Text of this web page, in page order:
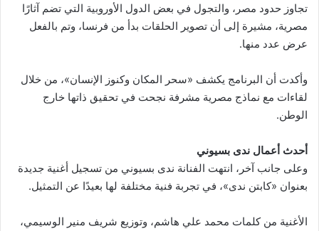
تجاوز حدود مصر، والتجول في بعض الدول الأوروبية التي تضم آثارًا
مصرية، مشيرة إلى أن تصوير الحلقات بدأ من فرنسا، وتم بالفعل
عرض عدد منها.
وأكدت أن البرنامج يكشف «سحر المكان وكنوز الإنسان»، من خلال
لقاءات مع نماذج مصرية مشرفة نجحت في تحقيق ذاتها خارج
الوطن.
أحدث أعمال ندى بسيوني
وعلى جانب آخر، انتهت الفنانة ندى بسيوني من تسجيل أغنية جديدة
بعنوان «كابتن ندى»، في تجربة فنية مختلفة لها بعيدًا عن التمثيل.
الأغنية من كلمات محمد علي هاشم، وتوزيع شريف منير الوسيمي،